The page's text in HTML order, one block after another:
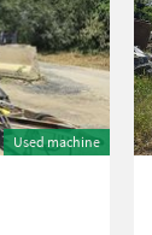
Used machine